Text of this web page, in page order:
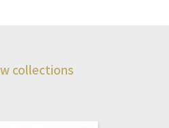
collections